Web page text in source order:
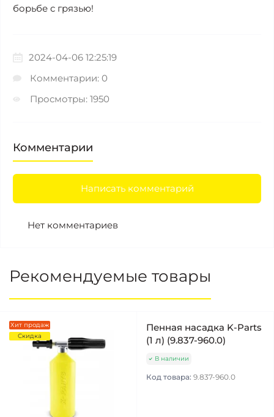
борьбе с грязью!
2024-04-06 12:25:19
Комментарии: 0
Просмотры: 1950
Комментарии
Написать комментарий
Нет комментариев
Рекомендуемые товары
Хит продаж
Скидка
Пенная насадка K-Parts
(1 л) (9.837-960.0)
В наличии
Код товара: 9.837-960.0